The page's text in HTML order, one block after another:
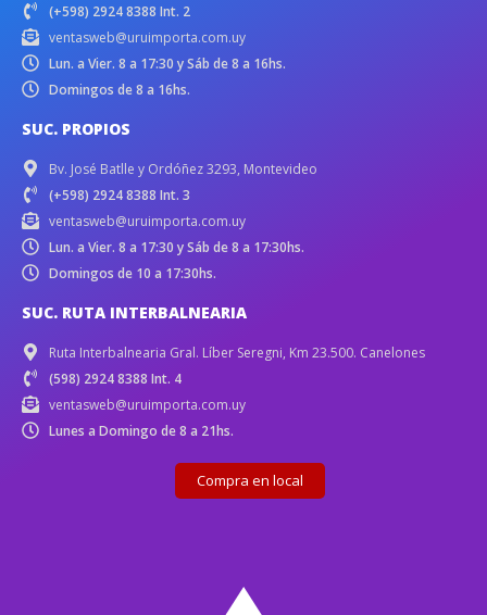
(+598) 2924 8388 Int. 2
ventasweb@uruimporta.com.uy
Lun. a Vier. 8 a 17:30 y Sáb de 8 a 16hs.
Domingos de 8 a 16hs.
SUC. PROPIOS
Bv. José Batlle y Ordóñez 3293, Montevideo
(+598) 2924 8388 Int. 3
ventasweb@uruimporta.com.uy
Lun. a Vier. 8 a 17:30 y Sáb de 8 a 17:30hs.
Domingos de 10 a 17:30hs.
SUC. RUTA INTERBALNEARIA
Ruta Interbalnearia Gral. Líber Seregni, Km 23.500. Canelones
(598) 2924 8388 Int. 4
ventasweb@uruimporta.com.uy
Lunes a Domingo de 8 a 21hs.
Compra en local